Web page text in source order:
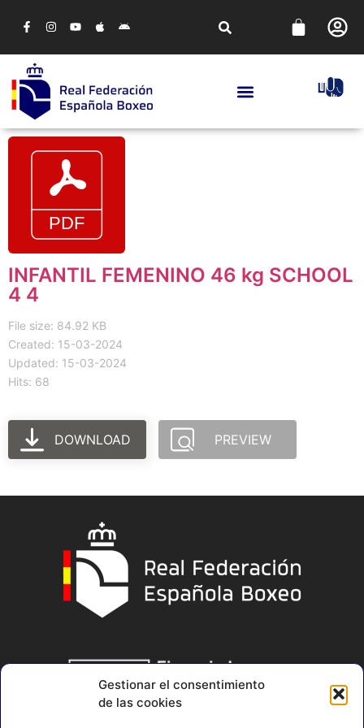
Gestionar el consentimiento
de las cookies
INFANTIL FEMENINO 46 kg SCHOOL
4 4
File size: 84.92 KB
Created: 15-03-2024
Updated: 15-03-2024
Hits: 68
DOWNLOAD PREVIEW